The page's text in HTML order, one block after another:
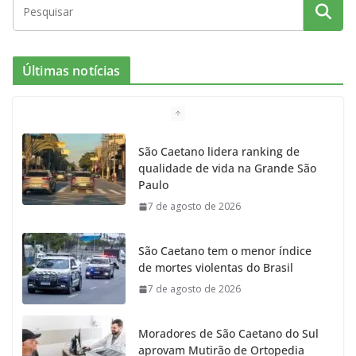
c
b
o
o
k
a
g
r
a
m
k t
r
u
e
Últimas notícias
São Caetano lidera ranking de
qualidade de vida na Grande São
Paulo
7 de agosto de 2026
São Caetano tem o menor índice
de mortes violentas do Brasil
7 de agosto de 2026
Moradores de São Caetano do Sul
aprovam Mutirão de Ortopedia